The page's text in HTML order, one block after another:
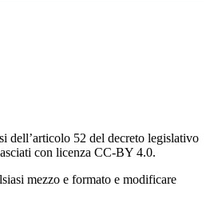
dell’articolo 52 del decreto legislativo
con licenza CC-BY 4.0.
mezzo e formato e modificare